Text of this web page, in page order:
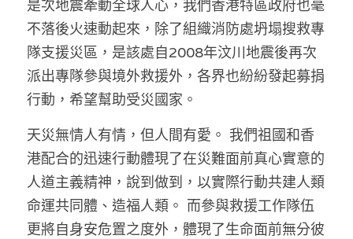
溫志倫專欄
汪明欣專欄
張美雄專欄
莊豪鋒專欄
香港科技專上書院｜專欄
是次地震牽動全球人心，我們香港特區政府也毫
不落後火速動起來，除了組織消防處坍塌搜救專
隊支援災區，是該處自2008年汶川地震後再次
派出專隊參與境外救援外，各界也紛紛發起募捐
行動，希望幫助受災國家。
天災無情人有情，但人間有愛。 我們祖國和香
港配合的迅速行動體現了在災難面前真心實意的
人道主義精神，說到做到，以實際行動共建人類
命運共同體、造福人類。 而參與救援工作隊伍
更將自身安危置之度外，體現了生命面前無分彼